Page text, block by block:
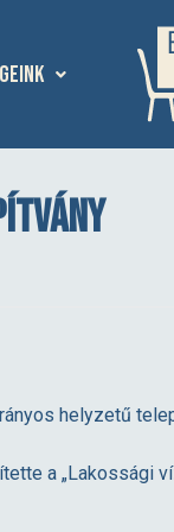
helyzetű
a „Lakossági